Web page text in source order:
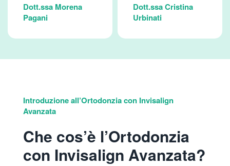
Dott.ssa Morena
Pagani
Dott.ssa Cristina
Urbinati
Introduzione all’Ortodonzia con Invisalign
Avanzata
Che cos’è l’Ortodonzia
con Invisalign Avanzata?